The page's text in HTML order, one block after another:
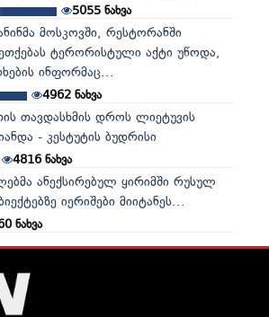
5055ნახვა
მოსკოვში, რესტორანში
ტერორისტული აქტი უწოდა,
ინფორმაც...
4962ნახვა
თავდასხმის დროს ლიეტუვის
- კესტუტის ბუდრისი
4816ნახვა
ანექსირებულ ყირიმში რუსულ
იერიშები მიიტანეს...
ნახვა